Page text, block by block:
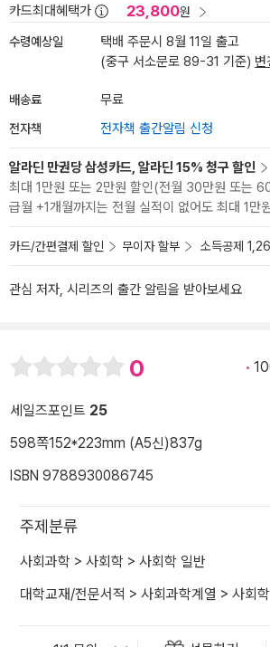
카드최대혜택가 23,800원
수령예상일
택배 주문시 8월 11일 출고
(중구 서소문로 89-31 기준) 변
배송료 무료
전자책 전자책 출간알림 신청
알라딘 만권당 삼성카드, 알라딘 15% 청구 할인
최대 1만원 또는 2만원 할인(전월 30만원 또는
급월 +1개월까지는 전월 실적이 없어도 최대 1만
카드/간편결제 할인 무이자 할부 소득공제
관심 저자, 시리즈의 출간 알림을 받아보세요
0
세일즈포인트 25
598쪽152*223mm (A5신)837g
ISBN 9788930086745
주제분류
사회과학 > 사회학 > 사회학 일반
대학교재/전문서적 > 사회과학계열 > 사회학